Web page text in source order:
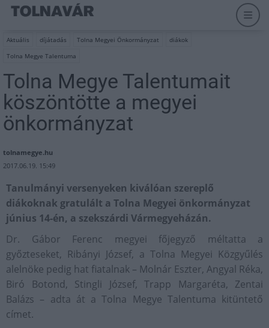
Aktuális díjátadás Tolna Megyei Önkormányzat
diákok
Tolna Megye Talentuma
Tolna Megye Talentumait
köszöntötte a megyei
önkormányzat
tolnamegye.hu
2017.06.19. 15:49
Tanulmányi versenyeken kiválóan szereplő
diákoknak gratulált a Tolna Megyei önkormányzat
június 14-én, a szekszárdi Vármegyeházán.
Dr. Gábor Ferenc megyei főjegyző méltatta a
győzteseket, Ribányi József, a Tolna Megyei Közgyűlés
alelnöke pedig hat fiatalnak – Molnár Eszter, Angyal Réka,
Biró Botond, Stingli József, Trapp Margaréta, Zentai
Balázs – adta át a Tolna Megye Talentuma kitüntető
címet.